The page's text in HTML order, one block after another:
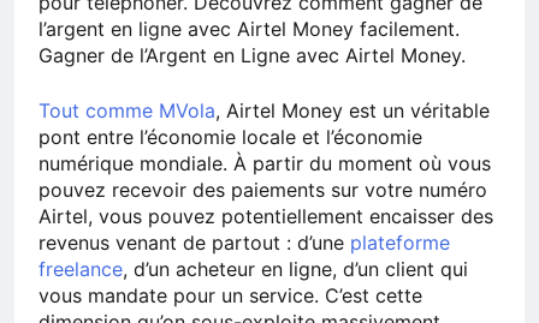
l’argent en ligne avec Airtel Money facilement.
Gagner de l’Argent en Ligne avec Airtel Money.
Tout comme MVola, Airtel Money est un véritable
pont entre l’économie locale et l’économie
numérique mondiale. À partir du moment où vous
pouvez recevoir des paiements sur votre numéro
Airtel, vous pouvez potentiellement encaisser des
revenus venant de partout : d’une plateforme
freelance, d’un acheteur en ligne, d’un client qui
vous mandate pour un service. C’est cette